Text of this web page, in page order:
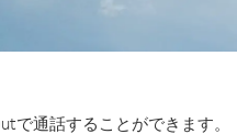
で通話することができます。